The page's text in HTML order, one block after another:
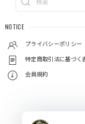
NOTICE
プライバシーポリシー
特定商取引法に基づく
会員規約